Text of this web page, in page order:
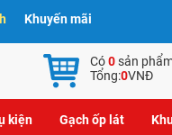
Khuyến mãi
Có0sản
Tổng:0VNĐ
kiện Gạch ốp lát